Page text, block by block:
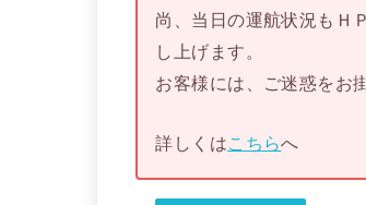
尚、当日の運航状況もＨ
し上げます。
お客様には、ご迷惑をお
詳しくはこちらへ